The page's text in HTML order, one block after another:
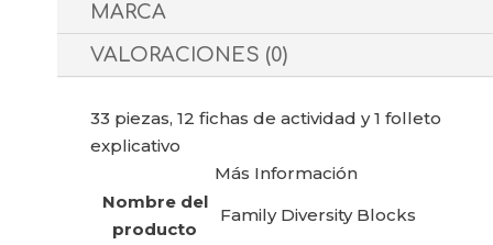
MARCA
VALORACIONES (0)
33 piezas, 12 fichas de actividad y 1 folleto
explicativo
Más Información
Nombre del
producto
Family Diversity Blocks